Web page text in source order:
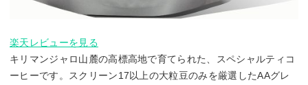
楽天レビューを見る
キリマンジャロ山麓の高標高地で育てられた、スペシャルティコ
ーヒーです。スクリーン17以上の大粒豆のみを厳選したAAグレ